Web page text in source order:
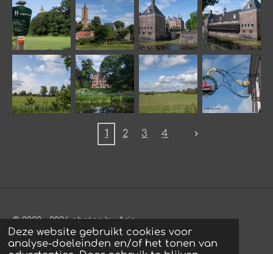
Deze website gebruikt cookies voor
analyse-doeleinden en/of het tonen van
1 2 3 4
© 2022 - 2026 photos by Arie
Powered byJouwWeb